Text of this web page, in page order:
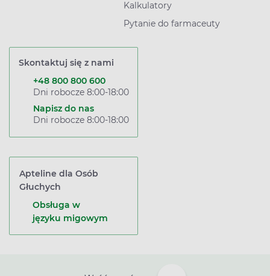
Kalkulatory
Pytanie do farmaceuty
Skontaktuj się z nami
+48 800 800 600
Dni robocze 8:00-18:00
Napisz do nas
Dni robocze 8:00-18:00
Apteline dla Osób
Głuchych
Obsługa w
języku migowym